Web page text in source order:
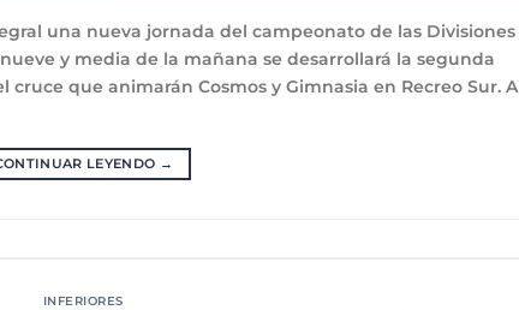
una nueva jornada del campeonato de las Divisiones
y media de la mañana se desarrollará la segunda
cruce que animarán Cosmos y Gimnasia en Recreo Sur. A
LEYENDO →
INFERIORES